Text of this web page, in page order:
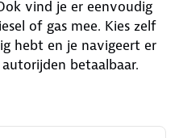
vind je er eenvoudig
of gas mee. Kies zelf
hebt en je navigeert er
betaalbaar.